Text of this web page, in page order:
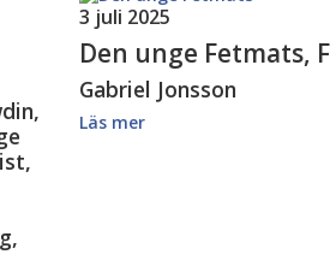
3 juli 2025
Den unge Fetmats,
Gabriel Jonsson
Läs mer